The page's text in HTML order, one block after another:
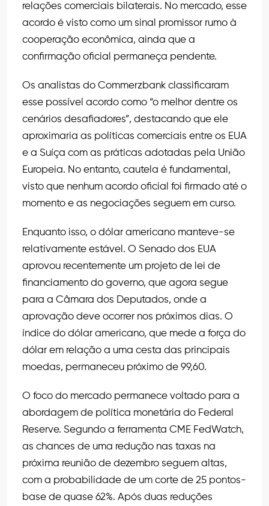
relações comerciais bilaterais. No mercado, esse
acordo é visto como um sinal promissor rumo à
cooperação econômica, ainda que a
confirmação oficial permaneça pendente.
Os analistas do Commerzbank classificaram
esse possível acordo como “o melhor dentre os
cenários desafiadores”, destacando que ele
aproximaria as políticas comerciais entre os EUA
e a Suíça com as práticas adotadas pela União
Europeia. No entanto, cautela é fundamental,
visto que nenhum acordo oficial foi firmado até o
momento e as negociações seguem em curso.
Enquanto isso, o dólar americano manteve-se
relativamente estável. O Senado dos EUA
aprovou recentemente um projeto de lei de
financiamento do governo, que agora segue
para a Câmara dos Deputados, onde a
aprovação deve ocorrer nos próximos dias. O
índice do dólar americano, que mede a força do
dólar em relação a uma cesta das principais
moedas, permaneceu próximo de 99,60.
O foco do mercado permanece voltado para a
abordagem de política monetária do Federal
Reserve. Segundo a ferramenta CME FedWatch,
as chances de uma redução nas taxas na
próxima reunião de dezembro seguem altas,
com a probabilidade de um corte de 25 pontos-
base de quase 62%. Após duas reduções